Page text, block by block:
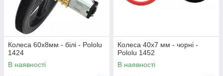
Колеса 60x8мм - білі - Pololu
1424
В наявності
Колеса 40x7 мм - чорні -
Pololu 1452
В наявності